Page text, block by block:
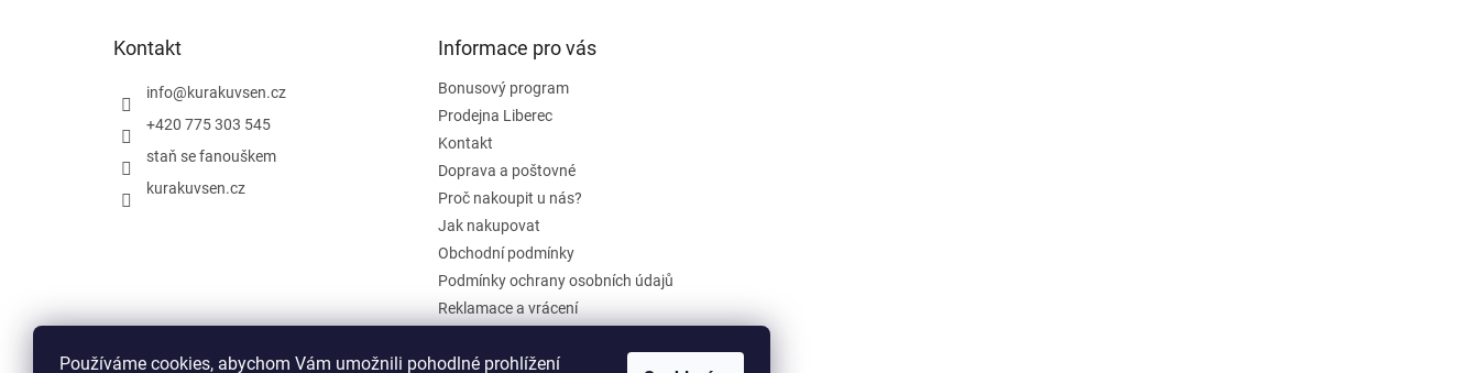
Používáme cookies, abychom Vám umožnili pohodlné prohlížení
Kontakt
info@kurakuvsen.cz
+420 775 303 545
staň se fanouškem
kurakuvsen.cz
Informace pro vás
Bonusový program
Prodejna Liberec
Kontakt
Doprava a poštovné
Proč nakoupit u nás?
Jak nakupovat
Obchodní podmínky
Podmínky ochrany osobních údajů
Reklamace a vrácení
Hodnocení obchodu